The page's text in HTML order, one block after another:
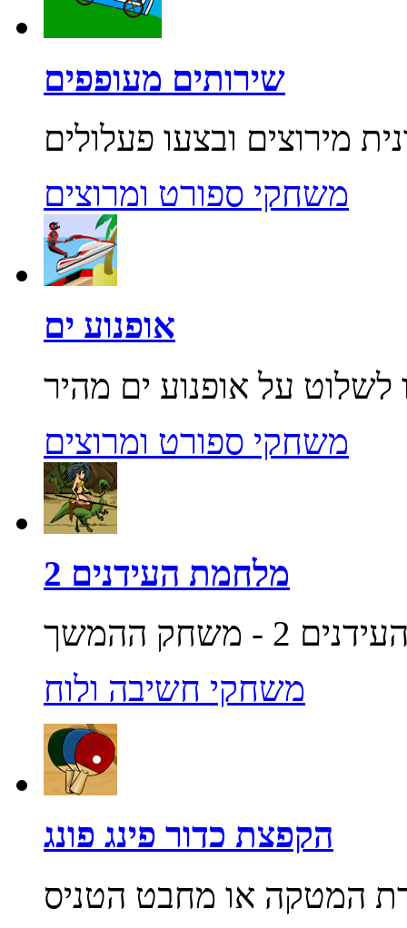
שירותים מעופפים
משחקי ספורט ומרוצים
אופנוע ים
משחקי ספורט ומרוצים
מלחמת העידנים 2
משחקי חשיבה ולוח
הקפצת כדור פינג פונג